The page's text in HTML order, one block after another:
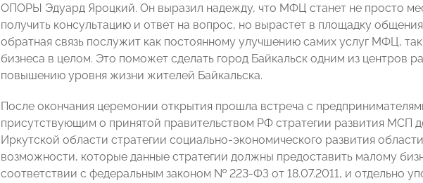
ОПОРЫ Эдуард Яроцкий. Он выразил надежду, что МФЦ станет не просто
получить консультацию и ответ на вопрос, но вырастет в площадку
обратная связь послужит как постоянному улучшению самих услуг МФЦ,
бизнеса в целом. Это поможет сделать город Байкальск одним из центров
повышению уровня жизни жителей Байкальска.
После окончания церемонии открытия прошла встреча с
присутствующим о принятой правительством РФ стратегии развития МСП
Иркутской области стратегии социально-экономического развития
возможности, которые данные стратегии должны предоставить малому
соответствии с федеральным законом № 223-ФЗ от 18.07.2011, и отдельно